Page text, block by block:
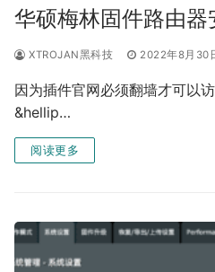
华硕梅林固件路由
XTROJAN黑科技 2022年8月30
因为插件官网必须翻墙才可以
&hellip…
阅读更多